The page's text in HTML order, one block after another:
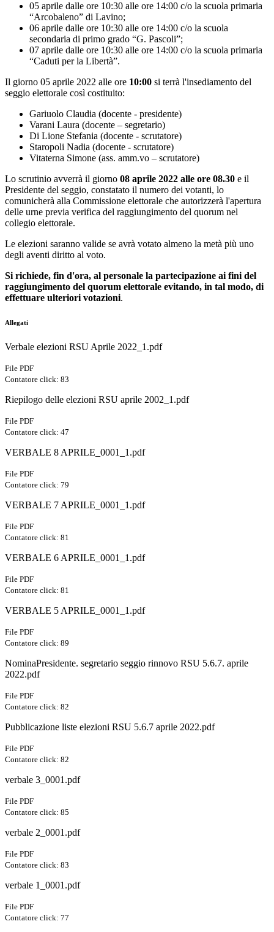
05 aprile dalle ore 10:30 alle ore 14:00 c/o la scuola primaria
“Arcobaleno” di Lavino;
06 aprile dalle ore 10:30 alle ore 14:00 c/o la scuola
secondaria di primo grado “G. Pascoli”;
07 aprile dalle ore 10:30 alle ore 14:00 c/o la scuola primaria
“Caduti per la Libertà”.
Il giorno 05 aprile 2022 alle ore 10:00 si terrà l'insediamento del
seggio elettorale così costituito:
Gariuolo Claudia (docente - presidente)
Varani Laura (docente – segretario)
Di Lione Stefania (docente - scrutatore)
Staropoli Nadia (docente - scrutatore)
Vitaterna Simone (ass. amm.vo – scrutatore)
Lo scrutinio avverrà il giorno 08 aprile 2022 alle ore 08.30 e il
Presidente del seggio, constatato il numero dei votanti, lo
comunicherà alla Commissione elettorale che autorizzerà l'apertura
delle urne previa verifica del raggiungimento del quorum nel
collegio elettorale.
Le elezioni saranno valide se avrà votato almeno la metà più uno
degli aventi diritto al voto.
Si richiede, fin d'ora, al personale la partecipazione ai fini del
raggiungimento del quorum elettorale evitando, in tal modo, di
effettuare ulteriori votazioni.
Allegati
Verbale elezioni RSU Aprile 2022_1.pdf
File PDF
Contatore click: 83
Riepilogo delle elezioni RSU aprile 2002_1.pdf
File PDF
Contatore click: 47
VERBALE 8 APRILE_0001_1.pdf
File PDF
Contatore click: 79
VERBALE 7 APRILE_0001_1.pdf
File PDF
Contatore click: 81
VERBALE 6 APRILE_0001_1.pdf
File PDF
Contatore click: 81
VERBALE 5 APRILE_0001_1.pdf
File PDF
Contatore click: 89
NominaPresidente. segretario seggio rinnovo RSU 5.6.7. aprile
2022.pdf
File PDF
Contatore click: 82
Pubblicazione liste elezioni RSU 5.6.7 aprile 2022.pdf
File PDF
Contatore click: 82
verbale 3_0001.pdf
File PDF
Contatore click: 85
verbale 2_0001.pdf
File PDF
Contatore click: 83
verbale 1_0001.pdf
File PDF
Contatore click: 77